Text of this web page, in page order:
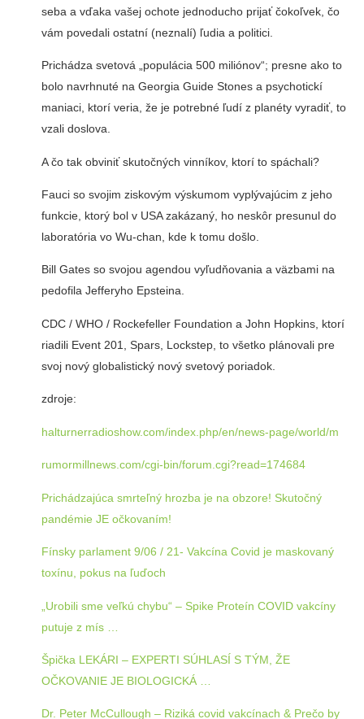
seba a vďaka vašej ochote jednoducho prijať čokoľvek, čo
vám povedali ostatní (neznalí) ľudia a politici.
Prichádza svetová „populácia 500 miliónov“; presne ako to
bolo navrhnuté na Georgia Guide Stones a psychotickí
maniaci, ktorí veria, že je potrebné ľudí z planéty vyradiť, to
vzali doslova.
A čo tak obviniť skutočných vinníkov, ktorí to spáchali?
Fauci so svojim ziskovým výskumom vyplývajúcim z jeho
funkcie, ktorý bol v USA zakázaný, ho neskôr presunul do
laboratória vo Wu-chan, kde k tomu došlo.
Bill Gates so svojou agendou vyľudňovania a väzbami na
pedofila Jefferyho Epsteina.
CDC / WHO / Rockefeller Foundation a John Hopkins, ktorí
riadili Event 201, Spars, Lockstep, to všetko plánovali pre
svoj nový globalistický nový svetový poriadok.
zdroje:
halturnerradioshow.com/index.php/en/news-page/world/m
rumormillnews.com/cgi-bin/forum.cgi?read=174684
Prichádzajúca smrteľný hrozba je na obzore! Skutočný
pandémie JE očkovaním!
Fínsky parlament 9/06 / 21- Vakcína Covid je maskovaný
toxínu, pokus na ľuďoch
„Urobili sme veľkú chybu“ – Spike Proteín COVID vakcíny
putuje z mís …
Špička LEKÁRI – EXPERTI SÚHLASÍ S TÝM, ŽE
OČKOVANIE JE BIOLOGICKÁ …
Dr. Peter McCullough – Riziká covid vakcínach & Prečo by